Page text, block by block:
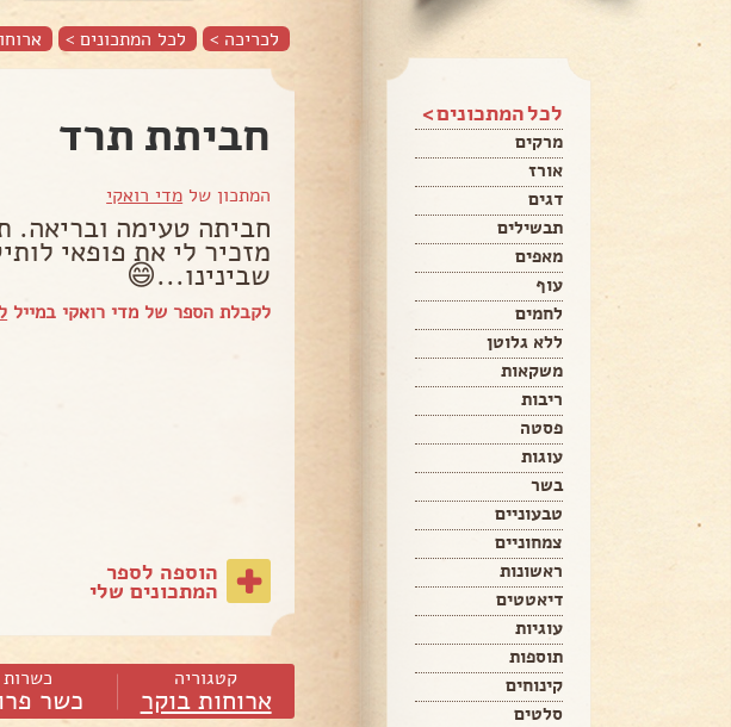
לכל המתכונים >
מרקים
אורז
דגים
תבשילים
מאפים
עוף
לחמים
ללא גלוטן
משקאות
ריבות
פסטה
עוגות
בשר
טבעוניים
צמחוניים
ראשונות
דיאטטים
עוגיות
תוספות
קינוחים
סלטים
לכריכה > לכל המתכונים >
חביתת תרד
המתכון של מדי רואקי
חביתה טעימה ובריאה.
מזכיר לי את פופאי
שבינינו...😄
לקבלת הספר של מדי רואקי במייל
הוספה לספר
המתכונים שלי
קטגוריה
ארוחות בוקר
כשרות
כשר